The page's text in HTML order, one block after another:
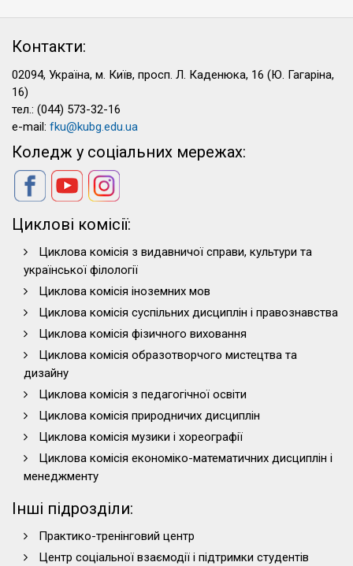
Контакти:
02094, Україна, м. Київ, просп. Л. Каденюка, 16 (Ю. Гагаріна,
16)
тел.: (044) 573-32-16
e-mail: fku@kubg.edu.ua
Коледж у соціальних мережах:
Циклові комісії:
Циклова комісія з видавничої справи, культури та
української філології
Циклова комісія іноземних мов
Циклова комісія суспільних дисциплін і правознавства
Циклова комісія фізичного виховання
Циклова комісія образотворчого мистецтва та
дизайну
Циклова комісія з педагогічної освіти
Циклова комісія природничих дисциплін
Циклова комісія музики і хореографії
Циклова комісія економіко-математичних дисциплін і
менеджменту
Інші підрозділи:
Практико-тренінговий центр
Центр соціальної взаємодії і підтримки студентів